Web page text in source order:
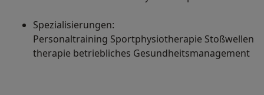
Spezialisierungen:
Personaltraining Sportphysiotherapie Stoßwellen
therapie betriebliches Gesundheitsmanagement